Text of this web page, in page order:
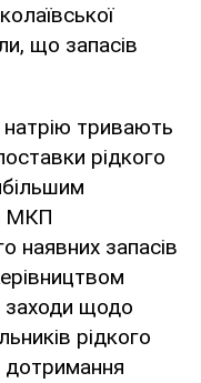
що запасів
тривають
рідкого
МКП
наявних запасів
заходи щодо
рідкого
дотримання